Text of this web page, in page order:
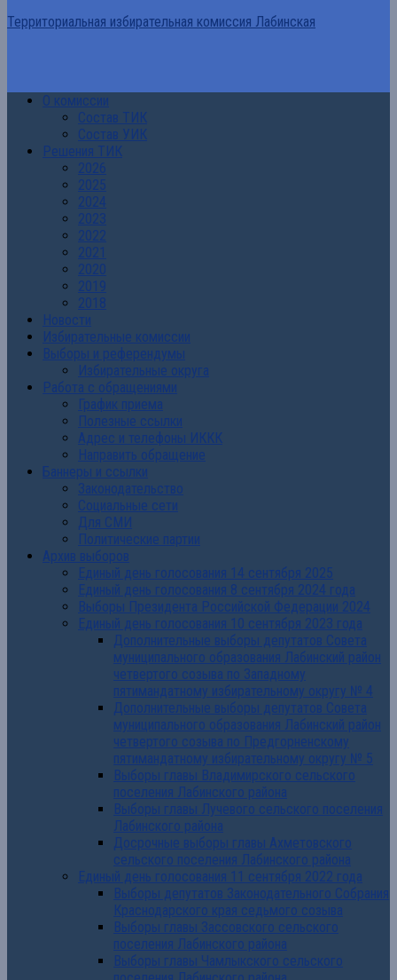
Территориальная избирательная комиссия Лабинская
О комиссии
Состав ТИК
Состав УИК
Решения ТИК
2026
2025
2024
2023
2022
2021
2020
2019
2018
Новости
Избирательные комиссии
Выборы и референдумы
Избирательные округа
Работа с обращениями
График приема
Полезные ссылки
Адрес и телефоны ИККК
Направить обращение
Баннеры и ссылки
Законодательство
Социальные сети
Для СМИ
Политические партии
Архив выборов
Единый день голосования 14 сентября 2025
Единый день голосования 8 сентября 2024 года
Выборы Президента Российской Федерации 2024
Единый день голосования 10 сентября 2023 года
Дополнительные выборы депутатов Совета
муниципального образования Лабинский район
четвертого созыва по Западному
пятимандатному избирательному округу № 4
Дополнительные выборы депутатов Совета
муниципального образования Лабинский район
четвертого созыва по Предгорненскому
пятимандатному избирательному округу № 5
Выборы главы Владимирского сельского
поселения Лабинского района
Выборы главы Лучевого сельского поселения
Лабинского района
Досрочные выборы главы Ахметовского
сельского поселения Лабинского района
Единый день голосования 11 сентября 2022 года
Выборы депутатов Законодательного Собрания
Краснодарского края седьмого созыва
Выборы главы Зассовского сельского
поселения Лабинского района
Выборы главы Чамлыкского сельского